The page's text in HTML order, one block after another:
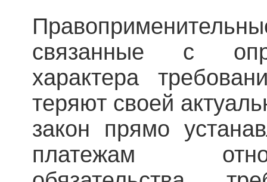
связанные с
характера
теряют своей
закон прямо
платежам